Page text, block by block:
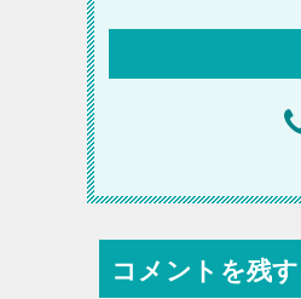
ビ
コメントを残す